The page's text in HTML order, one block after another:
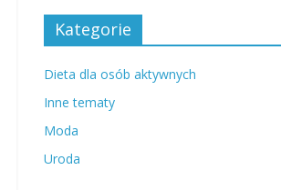
Kategorie
Dieta dla osób aktywnych
Inne tematy
Moda
Uroda